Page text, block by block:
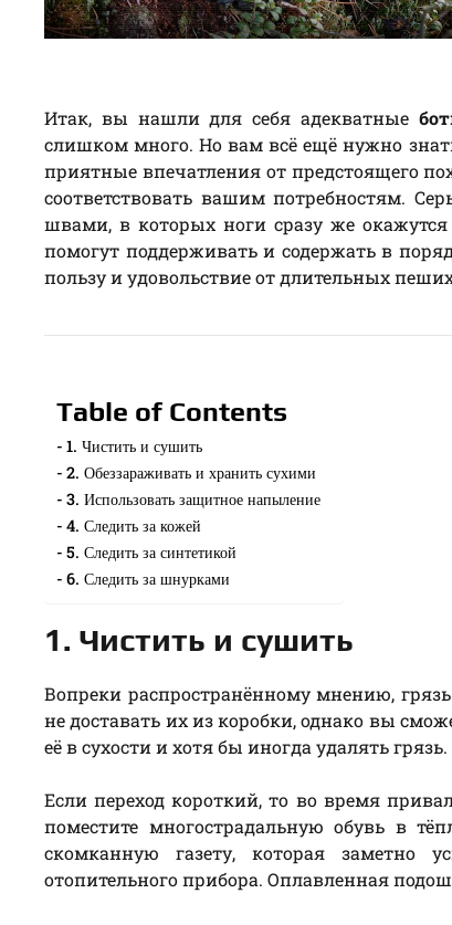
Итак, вы нашли для себя адекватные
слишком много. Но вам всё ещё нужно
приятные впечатления от предстоящего
соответствовать вашим потребностям.
швами, в которых ноги сразу же
помогут поддерживать и содержать в
пользу и удовольствие от длительных
Table of Contents
1. Чистить и сушить
2. Обеззараживать и хранить сухими
3. Использовать защитное напыление
4. Следить за кожей
5. Следить за синтетикой
6. Следить за шнурками
1. Чистить и сушить
Вопреки распространённому мнению,
не доставать их из коробки, однако вы
её в сухости и хотя бы иногда удалять грязь.
Если переход короткий, то во время
поместите многострадальную обувь в
скомканную газету, которая
отопительного прибора. Оплавленная